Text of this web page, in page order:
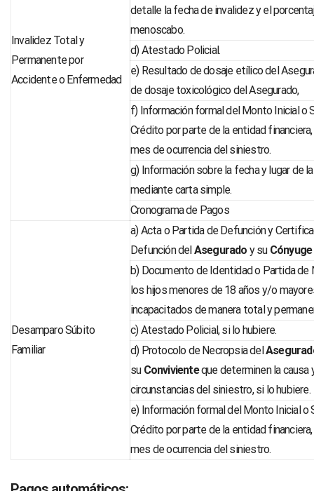
Invalidez Total y
Permanente por
Accidente o Enfermedad
detalle la fecha de invalidez y el
menoscabo.
d) Atestado Policial.
e) Resultado de dosaje etílico del
de dosaje toxicológico del Asegurado,
f) Información formal del Monto Inicial o
Crédito por parte de la entidad
mes de ocurrencia del siniestro.
g) Información sobre la fecha y lugar de
mediante carta simple.
Cronograma de Pagos
Desamparo Súbito
Familiar
a) Acta o Partida de Defunción y
Defunción del Asegurado y su Cónyuge
b) Documento de Identidad o Partida de
los hijos menores de 18 años y/o
incapacitados de manera total y
c) Atestado Policial, si lo hubiere.
d) Protocolo de Necropsia del
su Convivienteque determinen la causa
circunstancias del siniestro, si lo hubiere.
e) Información formal del Monto Inicial o
Crédito por parte de la entidad
mes de ocurrencia del siniestro.